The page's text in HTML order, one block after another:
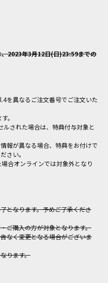
2023年3月12日(日)23:59までの
を異なるご注文番号でご注文いた
。
された場合は、特典付与対象と
報が異なる場合、特典をお付けで
さい。
合オンラインでは対象外となり
となります。予めご了承くださ
ご購入の方が対象となります。
なく変更となる場合がございま
ります。